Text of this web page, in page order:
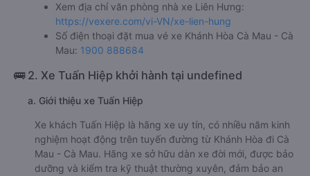
Xem địa chỉ văn phòng nhà xe Liên Hưng:
https://vexere.com/vi-VN/xe-lien-hung
Số điện thoại đặt mua vé xe Khánh Hòa Cà Mau - Cà
Mau: 1900 888684
🚌 2. Xe Tuấn Hiệp khởi hành tại undefined
a. Giới thiệu xe Tuấn Hiệp
Xe khách Tuấn Hiệp là hãng xe uy tín, có nhiều năm kinh
nghiệm hoạt động trên tuyến đường từ Khánh Hòa đi Cà
Mau - Cà Mau. Hãng xe sở hữu dàn xe đời mới, được bảo
dưỡng và kiểm tra kỹ thuật thường xuyên, đảm bảo an